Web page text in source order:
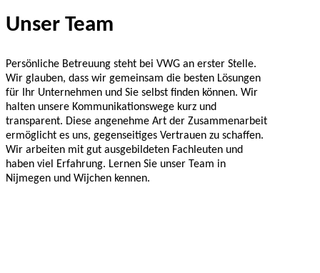
Unser Team
Persönliche Betreuung steht bei VWG an erster Stelle.
Wir glauben, dass wir gemeinsam die besten Lösungen
für Ihr Unternehmen und Sie selbst finden können. Wir
halten unsere Kommunikationswege kurz und
transparent. Diese angenehme Art der Zusammenarbeit
ermöglicht es uns, gegenseitiges Vertrauen zu schaffen.
Wir arbeiten mit gut ausgebildeten Fachleuten und
haben viel Erfahrung. Lernen Sie unser Team in
Nijmegen und Wijchen kennen.